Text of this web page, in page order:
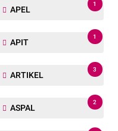
APEL
1
APIT
1
ARTIKEL
3
ASPAL
2